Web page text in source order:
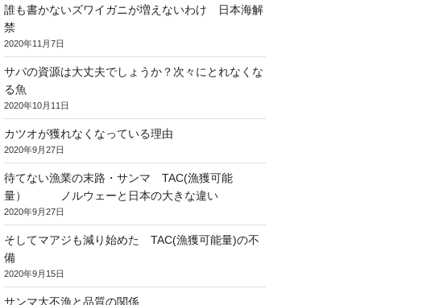
誰も書かないズワイガニが増えないわけ 日本海解
禁
2020年11月7日
サバの資源は大丈夫でしょうか？次々にとれなくな
る魚
2020年10月11日
カツオが獲れなくなっている理由
2020年9月27日
待てない漁業の末路・サンマ TAC(漁獲可能
量） ノルウェーと日本の大きな違い
2020年9月27日
そしてマアジも減り始めた TAC(漁獲可能量)の不
備
2020年9月15日
サンマ大不漁と品質の関係